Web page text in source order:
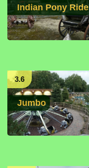
Indian Pony Ride
3.6
Jumbo